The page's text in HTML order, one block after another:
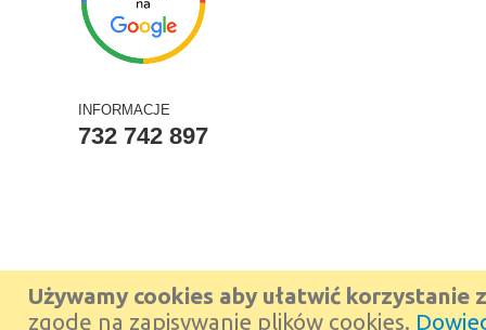
Używamy cookies aby ułatwić korzystanie
zgodę na zapisywanie plików cookies.
INFORMACJE
732 742 897